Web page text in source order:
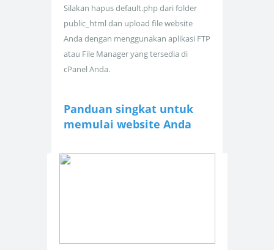
Silakan hapus default.php dari folder
public_html dan upload file website
Anda dengan menggunakan aplikasi FTP
atau File Manager yang tersedia di
cPanel Anda.
Panduan singkat untuk
memulai website Anda